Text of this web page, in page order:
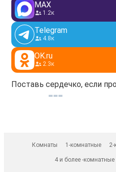
MAX
1.2к
Telegram
4.8к
OK.ru
2.3к
Поставь сердечко, если
Комнаты 1-комнатные 2-
4 и более -комнатные